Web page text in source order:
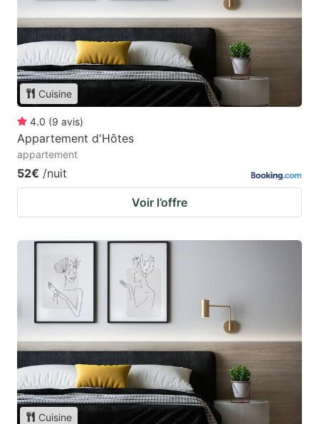
Cuisine
4.0 (9 avis)
Appartement d'Hôtes
appartement
52€ /nuit
Voir l’offre
Cuisine